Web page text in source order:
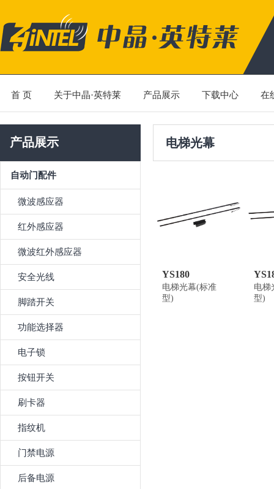
首 页 关于中晶·英特莱 产品展示 下载中心 在
产品展示
自动门配件
微波感应器
红外感应器
微波红外感应器
安全光线
脚踏开关
功能选择器
电子锁
按钮开关
刷卡器
指纹机
门禁电源
后备电源
电梯光幕
YS180
电梯光幕(标准
型)
电梯
型)